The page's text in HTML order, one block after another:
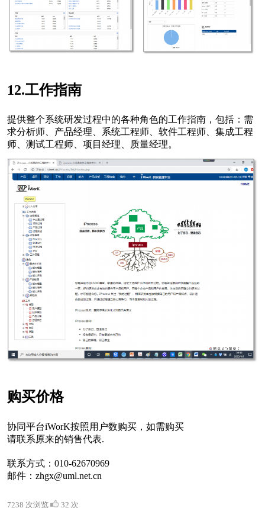
12.工作指南
提供整个系统研发过程中的各种角色的工作指南，包括：需
求分析师、产品经理、系统工程师、软件工程师、集成工程
师、测试工程师、项目经理、质量经理。
购买价格
协同平台iWorK按照用户数购买，如需购买
请联系原来的销售代表.
联系方式：010-62670969
邮件：zhgx@uml.net.cn
7238 次浏览 32 次